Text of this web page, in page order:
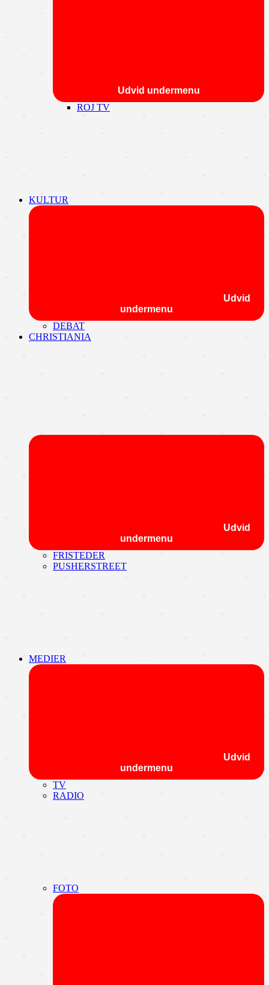
Udvid undermenu
ROJ TV
KULTUR
Udvid
undermenu
DEBAT
CHRISTIANIA
Udvid
undermenu
FRISTEDER
PUSHERSTREET
MEDIER
Udvid
undermenu
TV
RADIO
FOTO